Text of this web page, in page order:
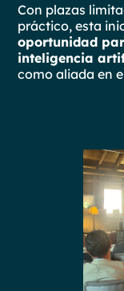
Con plazas
práctico, esta
oportunidad
inteligencia
como aliada en